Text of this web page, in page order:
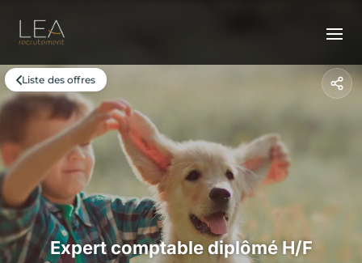
Liste des offres
Expert comptable diplômé H/F